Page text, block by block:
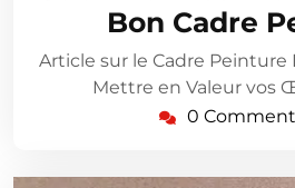
Bon Cadre
Article sur le Cadre Peinture
Mettre en Valeur vos
0